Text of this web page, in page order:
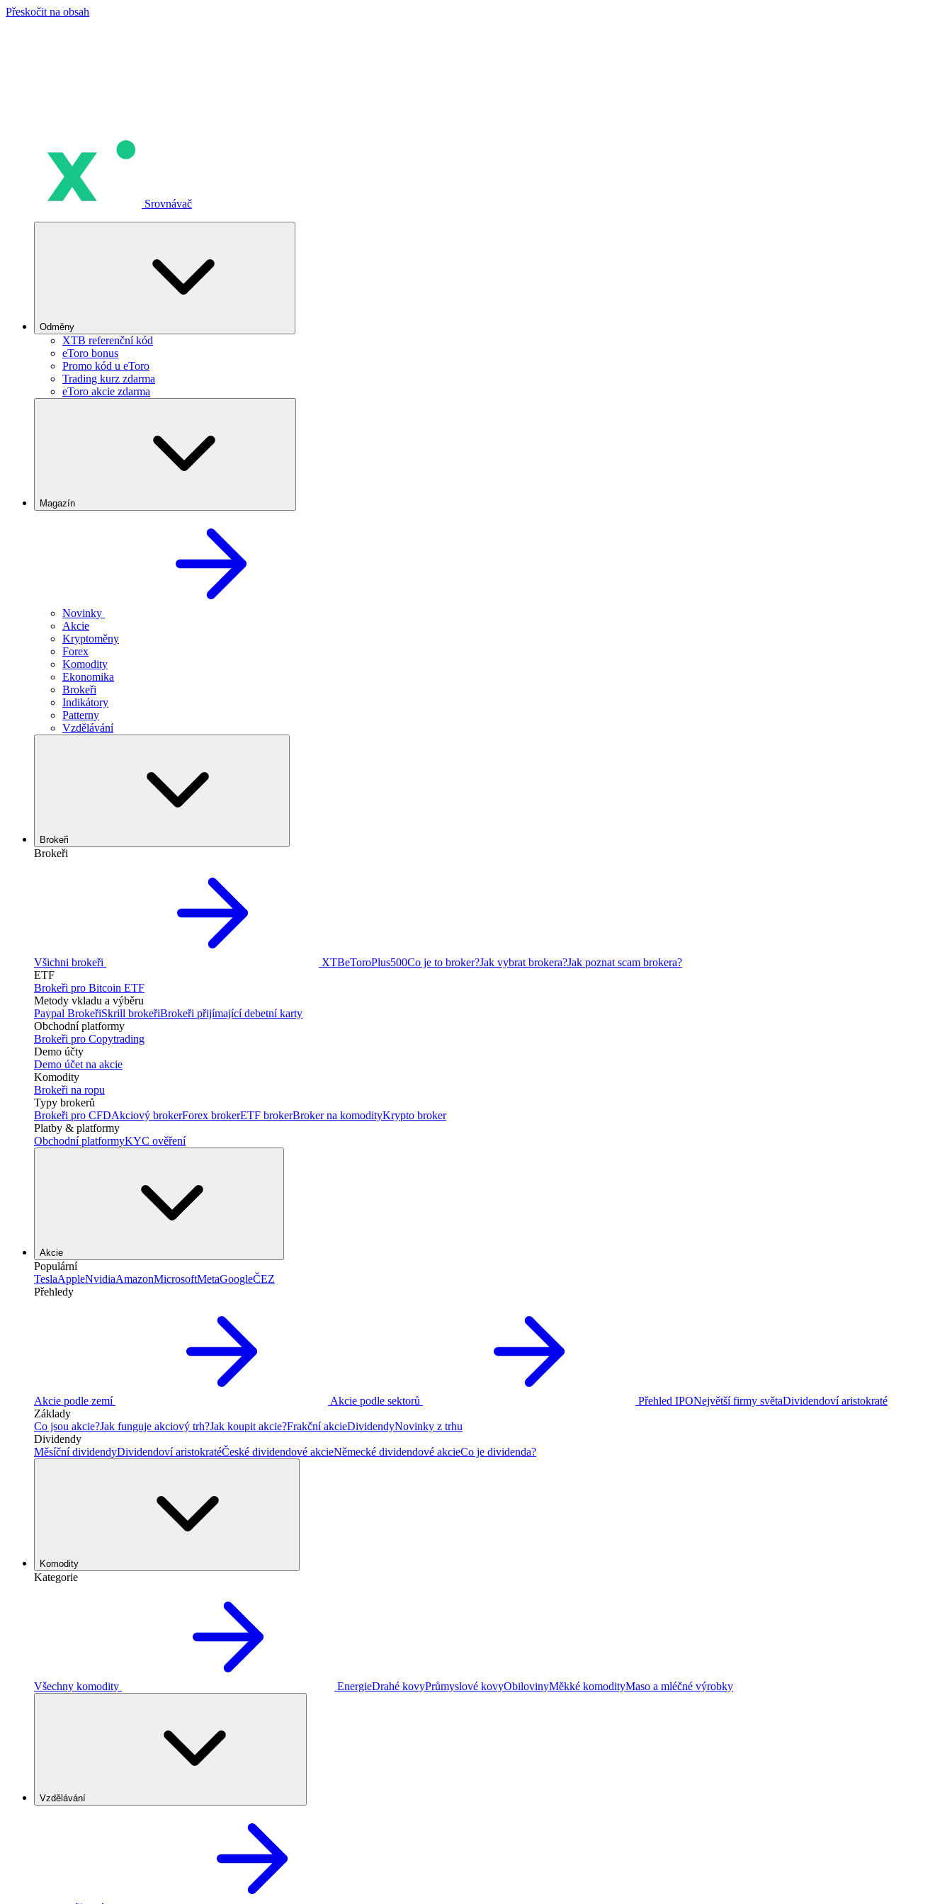
Přeskočit na obsah
Srovnávač
Odměny
XTB referenční kód
eToro bonus
Promo kód u eToro
Trading kurz zdarma
eToro akcie zdarma
Magazín
Novinky
Akcie
Kryptoměny
Forex
Komodity
Ekonomika
Brokeři
Indikátory
Patterny
Vzdělávání
Brokeři
Brokeři
Všichni brokeři XTBeToroPlus500Co je to broker?Jak vybrat brokera?Jak poznat scam brokera?
ETF
Brokeři pro Bitcoin ETF
Metody vkladu a výběru
Paypal BrokeřiSkrill brokeřiBrokeři přijímající debetní karty
Obchodní platformy
Brokeři pro Copytrading
Demo účty
Demo účet na akcie
Komodity
Brokeři na ropu
Typy brokerů
Brokeři pro CFDAkciový brokerForex brokerETF brokerBroker na komodityKrypto broker
Platby & platformy
Obchodní platformyKYC ověření
Akcie
Populární
TeslaAppleNvidiaAmazonMicrosoftMetaGoogleČEZ
Přehledy
Akcie podle zemí Akcie podle sektorů Přehled IPONejvětší firmy světaDividendoví aristokraté
Základy
Co jsou akcie?Jak funguje akciový trh?Jak koupit akcie?Frakční akcieDividendyNovinky z trhu
Dividendy
Měsíční dividendyDividendoví aristokratéČeské dividendové akcieNěmecké dividendové akcieCo je dividenda?
Komodity
Kategorie
Všechny komodity EnergieDrahé kovyPrůmyslové kovyObilovinyMěkké komodityMaso a mléčné výrobky
Vzdělávání